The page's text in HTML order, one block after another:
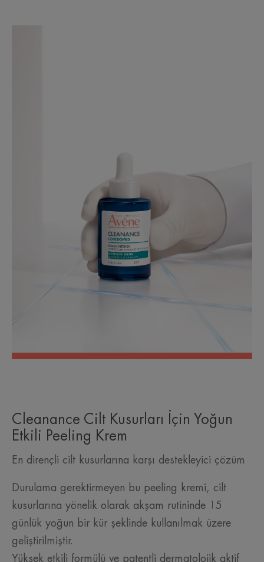
Cleanance Cilt Kusurları İçin Yoğun
Etkili Peeling Krem
En dirençli cilt kusurlarına karşı destekleyici çözüm
Durulama gerektirmeyen bu peeling kremi, cilt
kusurlarına yönelik olarak akşam rutininde 15
günlük yoğun bir kür şeklinde kullanılmak üzere
geliştirilmiştir.
Yüksek etkili formülü ve patentli dermatolojik aktif